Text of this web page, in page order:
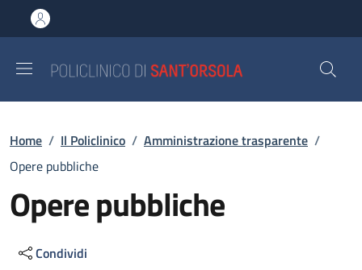
al contenuto principale
to footer content
Briciole di pane
Home / Il Policlinico / Amministrazione trasparente /
Opere pubbliche
Opere pubbliche
Condividi